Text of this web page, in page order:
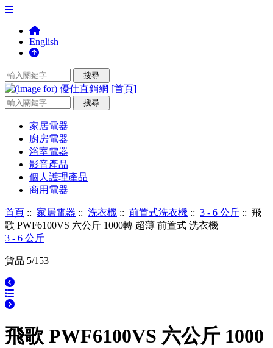
English
家居電器
廚房電器
浴室電器
影音產品
個人護理產品
商用電器
首頁 :: 家居電器 :: 洗衣機 :: 前置式洗衣機 :: 3 - 6 公斤 :: 飛
歌 PWF6100VS 六公斤 1000轉 超薄 前置式 洗衣機
3 - 6 公斤
貨品 5/153
飛歌 PWF6100VS 六公斤 1000